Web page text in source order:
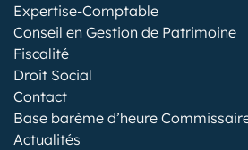
Expertise-Comptable
Conseil en Gestion de Patrimoine
Fiscalité
Droit Social
Contact
Base barème d’heure
Actualités